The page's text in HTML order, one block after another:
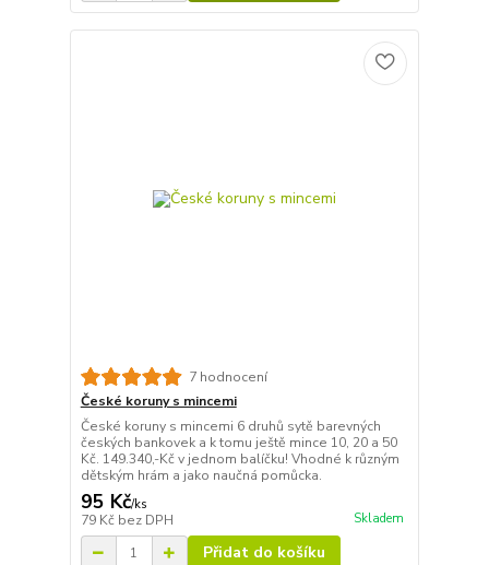
7 hodnocení
České koruny s mincemi
České koruny s mincemi 6 druhů sytě barevných
českých bankovek a k tomu ještě mince 10, 20 a 50
Kč. 149.340,-Kč v jednom balíčku! Vhodné k různým
dětským hrám a jako naučná pomůcka.
95 Kč/ks
79 Kč bez DPH Skladem
Přidat do košíku